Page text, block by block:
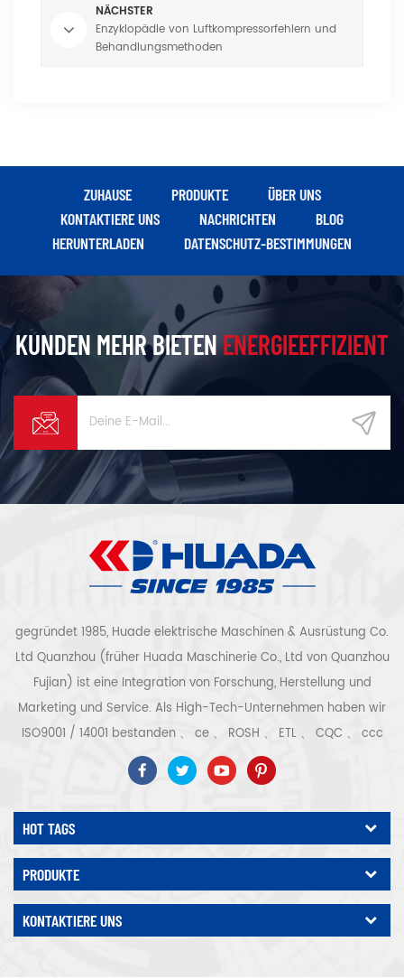
NÄCHSTER
Enzyklopädie von Luftkompressorfehlern und
Behandlungsmethoden
ZUHAUSE PRODUKTE
ÜBER UNS
KONTAKTIERE UNS
NACHRICHTEN
BLOG
HERUNTERLADEN
DATENSCHUTZ-BESTIMMUNGEN
KUNDEN MEHR BIETENENERGIEEFFIZIENT
gegründet 1985, Huade elektrische Maschinen & Ausrüstung Co.
Ltd Quanzhou (früher Huada Maschinerie Co., Ltd von Quanzhou
Fujian) ist eine Integration von Forschung, Herstellung und
Marketing und Service. Als High-Tech-Unternehmen haben wir
ISO9001 / 14001 bestanden 、 ce 、 ROSH 、 ETL 、 CQC 、 ccc
Qualitäts- und Sicherheitszertifizierung, High-Tech-
Unternehmenszertifizierung usw. Luftkompressorsystem und -
ausrüstung umfassen Schraubentyp, Zentrifugaltyp, ölfrei,
Spiraltyp, Kolbentyp, Trockner, Filter, Abtropffläche, mit
vollständiger Luftkompressorproduktionslinie, mehr als 300
Arten von Luftkompressoren als Industrieexperte Unsere
Unternehmen hat mehr als angesammelt 30 Jahre Erfahrung
von das wichtigste Gussteil für Druckbehälter, Elektromotoren,
HOT TAGS
PRODUKTE
KONTAKTIERE UNS